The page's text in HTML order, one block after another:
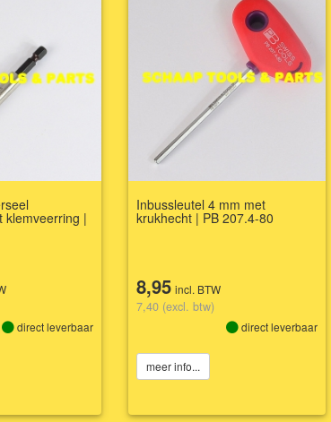
klemveerring |
direct leverbaar
Inbussleutel 4 mm met
krukhecht | PB 207.4-80
8,95 incl. BTW
7,40 (excl. btw)
direct leverbaar
meer info...